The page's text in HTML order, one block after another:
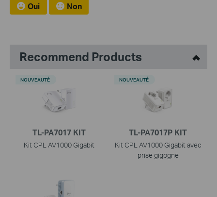
Oui Non
Recommend Products
TL-PA7017 KIT
Kit CPL AV1000 Gigabit
NOUVEAUTÉ
TL-PA7017P KIT
Kit CPL AV1000 Gigabit avec
prise gigogne
NOUVEAUTÉ